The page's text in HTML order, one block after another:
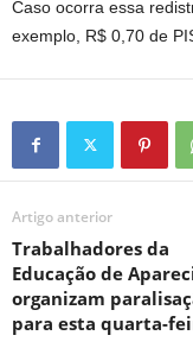
Caso ocorra essa
exemplo, R$ 0,70 de
Artigo anterior
Trabalhadores da
Educação de
organizam
para esta quarta-